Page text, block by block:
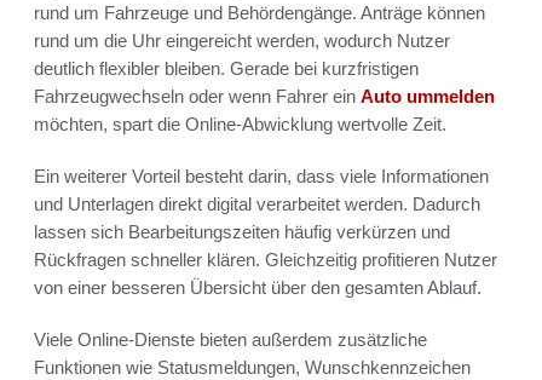
rund um Fahrzeuge und Behördengänge. Anträge können
rund um die Uhr eingereicht werden, wodurch Nutzer
deutlich flexibler bleiben. Gerade bei kurzfristigen
Fahrzeugwechseln oder wenn Fahrer ein Auto ummelden
möchten, spart die Online-Abwicklung wertvolle Zeit.
Ein weiterer Vorteil besteht darin, dass viele Informationen
und Unterlagen direkt digital verarbeitet werden. Dadurch
lassen sich Bearbeitungszeiten häufig verkürzen und
Rückfragen schneller klären. Gleichzeitig profitieren Nutzer
von einer besseren Übersicht über den gesamten Ablauf.
Viele Online-Dienste bieten außerdem zusätzliche
Funktionen wie Statusmeldungen, Wunschkennzeichen